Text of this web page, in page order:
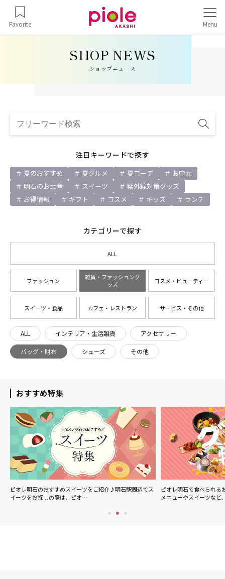
Favorite Menu
ショップニュース
注目キーワードで探す
夏のおすすめ 夏グルメ 夏コーデ
お中元
明石のお土産
スイーツ
紫外線対策グッズ
お得情報
ギフト コスメ キッズ ランチ
カテゴリーで探す
ALL
ファッション
雑貨・ファッショング
ッズ
コスメ・ビューティー
スイーツ・食品 カフェ・レストラン サービス・その他
ALL インテリア・生活雑貨 アクセサリー
バッグ・財布 シューズ その他
おすすめ特集
ピオレ明石のおすすめスイーツをご紹介♪明石駅周辺でス
イーツをお探しの際は、ピオ…
ピオレ明石で食べられる
メニューやスイーツなど